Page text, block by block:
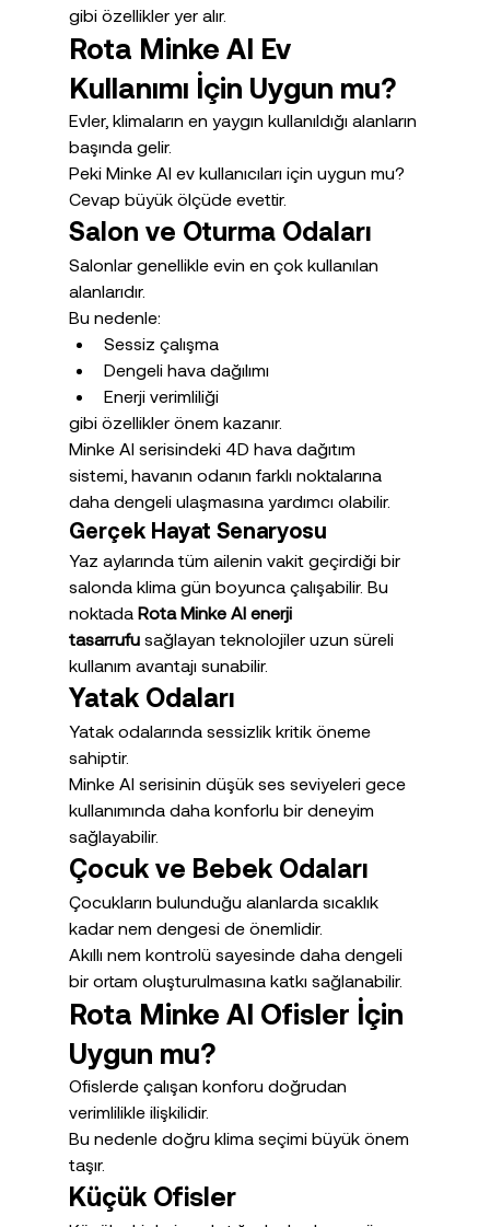
gibi özellikler yer alır.
Rota Minke AI Ev
Kullanımı İçin Uygun mu?
Evler, klimaların en yaygın kullanıldığı alanların
başında gelir.
Peki Minke AI ev kullanıcıları için uygun mu?
Cevap büyük ölçüde evettir.
Salon ve Oturma Odaları
Salonlar genellikle evin en çok kullanılan
alanlarıdır.
Bu nedenle:
Sessiz çalışma
Dengeli hava dağılımı
Enerji verimliliği
gibi özellikler önem kazanır.
Minke AI serisindeki 4D hava dağıtım
sistemi, havanın odanın farklı noktalarına
daha dengeli ulaşmasına yardımcı olabilir.
Gerçek Hayat Senaryosu
Yaz aylarında tüm ailenin vakit geçirdiği bir
salonda klima gün boyunca çalışabilir. Bu
noktada Rota Minke AI enerji
tasarrufu sağlayan teknolojiler uzun süreli
kullanım avantajı sunabilir.
Yatak Odaları
Yatak odalarında sessizlik kritik öneme
sahiptir.
Minke AI serisinin düşük ses seviyeleri gece
kullanımında daha konforlu bir deneyim
sağlayabilir.
Çocuk ve Bebek Odaları
Çocukların bulunduğu alanlarda sıcaklık
kadar nem dengesi de önemlidir.
Akıllı nem kontrolü sayesinde daha dengeli
bir ortam oluşturulmasına katkı sağlanabilir.
Rota Minke AI Ofisler İçin
Uygun mu?
Ofislerde çalışan konforu doğrudan
verimlilikle ilişkilidir.
Bu nedenle doğru klima seçimi büyük önem
taşır.
Küçük Ofisler